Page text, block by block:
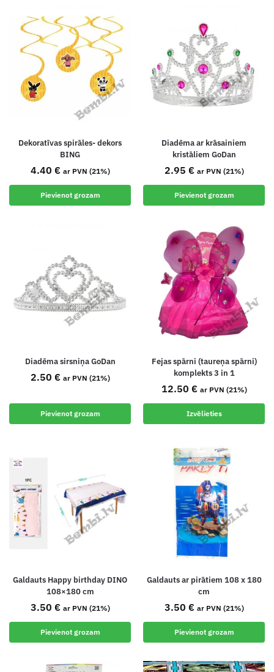
Dekoratīvas spirāles- dekors
BING
4.40 € ar PVN (21%)
Pievienot grozam
Diadēma ar krāsainiem
kristāliem GoDan
2.95 € ar PVN (21%)
Pievienot grozam
Diadēma sirsniņa GoDan
2.50 € ar PVN (21%)
Pievienot grozam
Fejas spārni (taureņa spārni)
komplekts 3 in 1
12.50 € ar PVN (21%)
Izvēlieties
Galdauts Happy birthday DINO
108×180 cm
3.50 € ar PVN (21%)
Pievienot grozam
Galdauts ar pirātiem 108 x 180
cm
3.50 € ar PVN (21%)
Pievienot grozam